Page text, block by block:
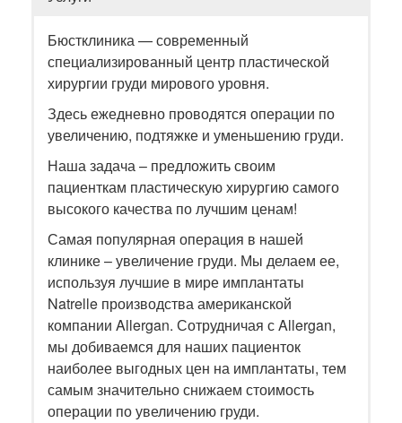
Бюстклиника — современный
специализированный центр пластической
хирургии груди мирового уровня.
Здесь ежедневно проводятся операции по
увеличению, подтяжке и уменьшению груди.
Наша задача – предложить своим
пациенткам пластическую хирургию самого
высокого качества по лучшим ценам!
Самая популярная операция в нашей
клинике – увеличение груди. Мы делаем ее,
используя лучшие в мире имплантаты
Natrelle производства американской
компании Allergan. Сотрудничая с Allergan,
мы добиваемся для наших пациенток
наиболее выгодных цен на имплантаты, тем
самым значительно снижаем стоимость
операции по увеличению груди.